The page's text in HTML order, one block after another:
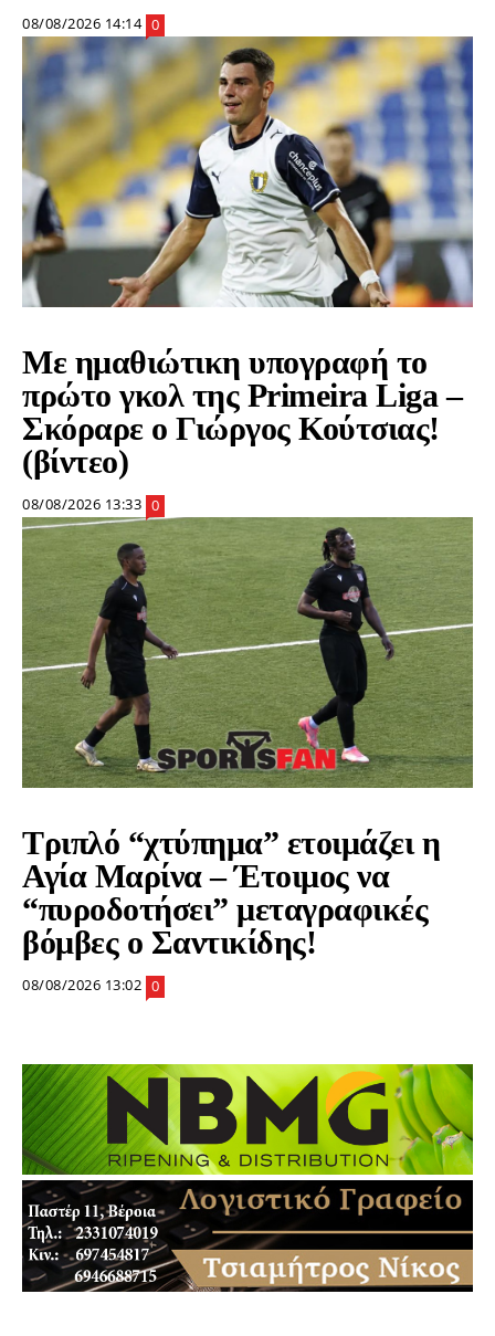
08/08/2026 14:14 0
Με ημαθιώτικη υπογραφή το
πρώτο γκολ της Primeira Liga –
Σκόραρε ο Γιώργος Κούτσιας!
(βίντεο)
08/08/2026 13:33 0
Τριπλό “χτύπημα” ετοιμάζει η
Αγία Μαρίνα – Έτοιμος να
“πυροδοτήσει” μεταγραφικές
βόμβες ο Σαντικίδης!
08/08/2026 13:02 0